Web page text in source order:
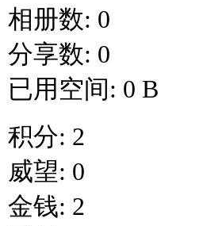
相册数: 0
分享数: 0
已用空间: 0 B
积分: 2
威望: 0
金钱: 2